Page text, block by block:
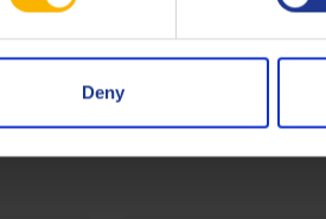
Deny
riferimento alla Scheda di